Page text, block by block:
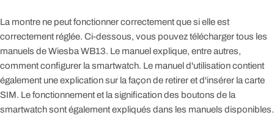
La montre ne peut fonctionner correctement que si elle est
correctement réglée. Ci-dessous, vous pouvez télécharger tous les
manuels de Wiesba WB13. Le manuel explique, entre autres,
comment configurer la smartwatch. Le manuel d'utilisation contient
également une explication sur la façon de retirer et d'insérer la carte
SIM. Le fonctionnement et la signification des boutons de la
smartwatch sont également expliqués dans les manuels disponibles.